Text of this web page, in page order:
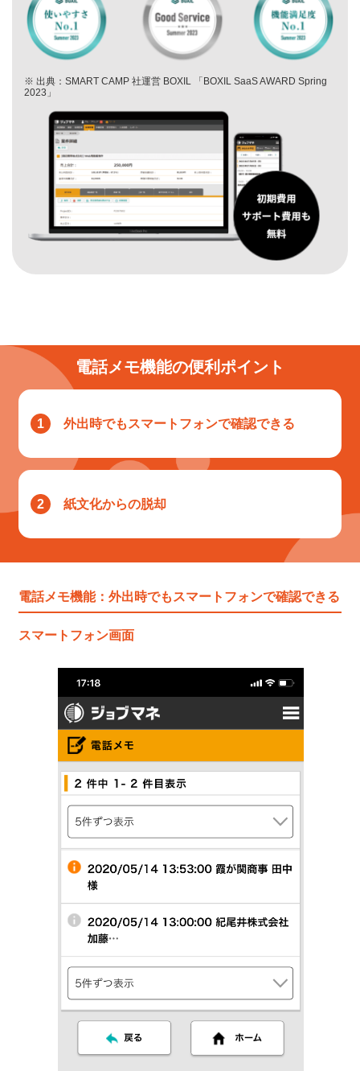
※ 出典：SMART CAMP 社運営 BOXIL 「BOXIL SaaS AWARD Spring
2023」
電話メモ機能の便利ポイント
1 外出時でもスマートフォンで確認できる
2 紙文化からの脱却
電話メモ機能：外出時でもスマートフォンで確認できる
スマートフォン画面